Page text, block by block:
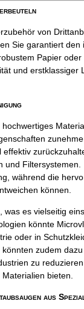
von
Sie garantiert den
Papier
und erstklassiger
und
während die
können.
es vielseitig
könnte
oder in
zudem
zu
bieten.
aus